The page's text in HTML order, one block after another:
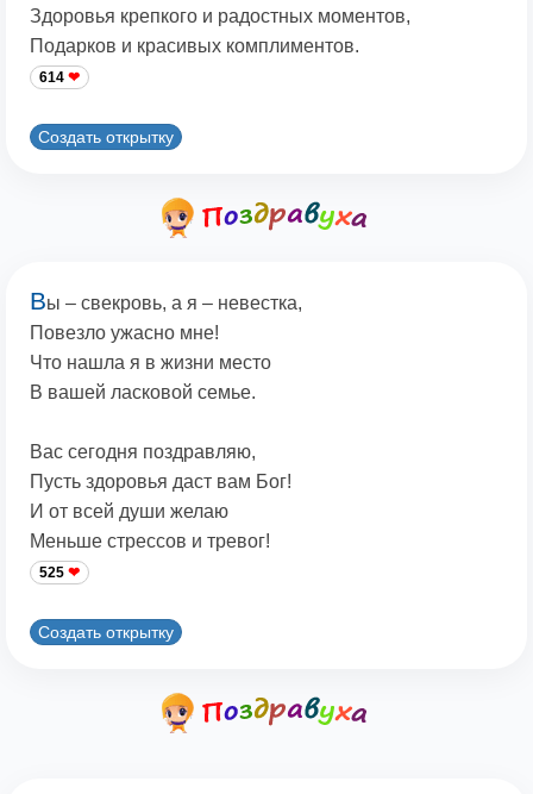
Здоровья крепкого и радостных моментов,
Подарков и красивых комплиментов.
614
Создать открытку
Вы – свекровь, а я – невестка,
Повезло ужасно мне!
Что нашла я в жизни место
В вашей ласковой семье.
Вас сегодня поздравляю,
Пусть здоровья даст вам Бог!
И от всей души желаю
Меньше стрессов и тревог!
525
Создать открытку